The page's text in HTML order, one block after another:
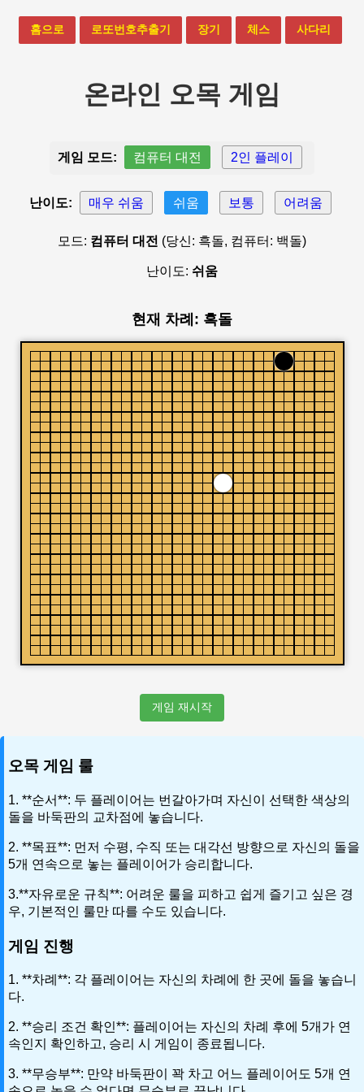
홈으로 로또번호추출기 장기 체스 사다리
온라인 오목 게임
게임 모드: 컴퓨터 대전 2인 플레이
난이도: 매우 쉬움 쉬움 보통 어려움
모드: 컴퓨터 대전 (당신: 흑돌, 컴퓨터: 백돌)
난이도: 쉬움
현재 차례: 흑돌
게임 재시작
오목 게임 룰
1. **순서**: 두 플레이어는 번갈아가며 자신이 선택한 색상의
돌을 바둑판의 교차점에 놓습니다.
2. **목표**: 먼저 수평, 수직 또는 대각선 방향으로 자신의 돌을
5개 연속으로 놓는 플레이어가 승리합니다.
3.**자유로운 규칙**: 어려운 룰을 피하고 쉽게 즐기고 싶은 경
우, 기본적인 룰만 따를 수도 있습니다.
게임 진행
1. **차례**: 각 플레이어는 자신의 차례에 한 곳에 돌을 놓습니
다.
2. **승리 조건 확인**: 플레이어는 자신의 차례 후에 5개가 연
속인지 확인하고, 승리 시 게임이 종료됩니다.
3. **무승부**: 만약 바둑판이 꽉 차고 어느 플레이어도 5개 연